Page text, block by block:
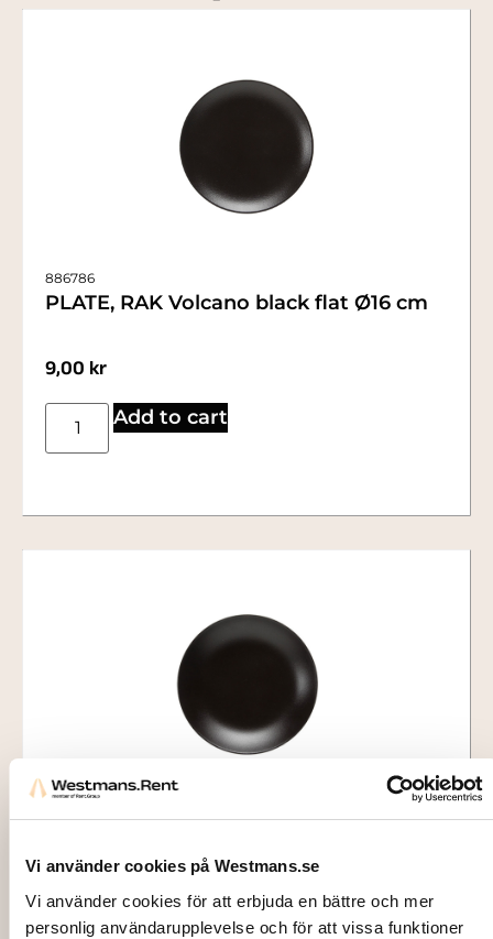
Vi använder cookies på Westmans.se
Vi använder cookies för att erbjuda en bättre och mer
personlig användarupplevelse och för att vissa funktioner
886786
PLATE, RAK Volcano black flat Ø16 cm
9,00 kr
Add to cart
886790
Ø26 cm
9,00kr